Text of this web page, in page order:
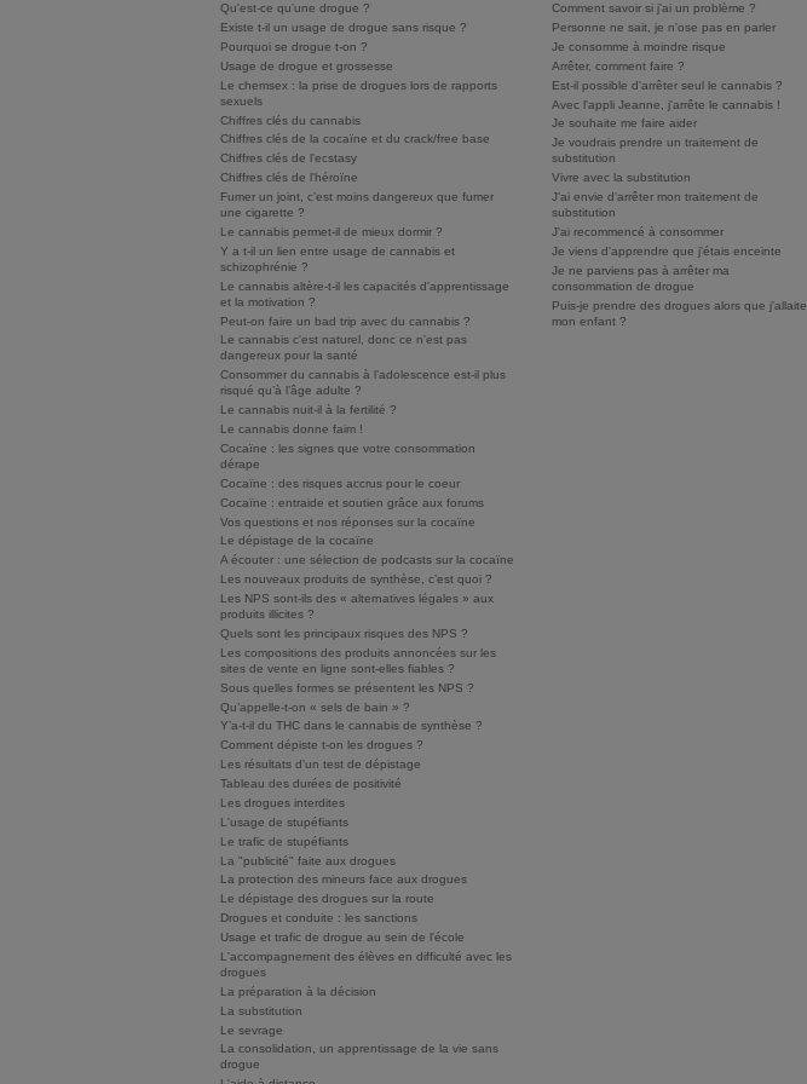
Qu'est-ce qu'une drogue ?
Existe t-il un usage de drogue sans risque ?
Pourquoi se drogue t-on ?
Usage de drogue et grossesse
Le chemsex : la prise de drogues lors de rapports
sexuels
Chiffres clés du cannabis
Chiffres clés de la cocaïne et du crack/free base
Chiffres clés de l'ecstasy
Chiffres clés de l'héroïne
Fumer un joint, c’est moins dangereux que fumer
une cigarette ?
Le cannabis permet-il de mieux dormir ?
Y a t-il un lien entre usage de cannabis et
schizophrénie ?
Le cannabis altère-t-il les capacités d'apprentissage
et la motivation ?
Peut-on faire un bad trip avec du cannabis ?
Le cannabis c'est naturel, donc ce n'est pas
dangereux pour la santé
Consommer du cannabis à l’adolescence est-il plus
risqué qu’à l’âge adulte ?
Le cannabis nuit-il à la fertilité ?
Le cannabis donne faim !
Cocaïne : les signes que votre consommation
dérape
Cocaïne : des risques accrus pour le coeur
Cocaïne : entraide et soutien grâce aux forums
Vos questions et nos réponses sur la cocaïne
Le dépistage de la cocaïne
A écouter : une sélection de podcasts sur la cocaïne
Les nouveaux produits de synthèse, c’est quoi ?
Les NPS sont-ils des « alternatives légales » aux
produits illicites ?
Quels sont les principaux risques des NPS ?
Les compositions des produits annoncées sur les
sites de vente en ligne sont-elles fiables ?
Sous quelles formes se présentent les NPS ?
Qu’appelle-t-on « sels de bain » ?
Y’a-t-il du THC dans le cannabis de synthèse ?
Comment dépiste t-on les drogues ?
Les résultats d'un test de dépistage
Tableau des durées de positivité
Les drogues interdites
L'usage de stupéfiants
Le trafic de stupéfiants
La "publicité" faite aux drogues
La protection des mineurs face aux drogues
Le dépistage des drogues sur la route
Drogues et conduite : les sanctions
Usage et trafic de drogue au sein de l'école
L'accompagnement des élèves en difficulté avec les
drogues
La préparation à la décision
La substitution
Le sevrage
La consolidation, un apprentissage de la vie sans
drogue
Comment savoir si j'ai un problème ?
Personne ne sait, je n'ose pas en parler
Je consomme à moindre risque
Arrêter, comment faire ?
Est-il possible d'arrêter seul le cannabis ?
Avec l'appli Jeanne, j'arrête le cannabis !
Je souhaite me faire aider
Je voudrais prendre un traitement de
substitution
Vivre avec la substitution
J'ai envie d'arrêter mon traitement de
substitution
J'ai recommencé à consommer
Je viens d'apprendre que j'étais enceinte
Je ne parviens pas à arrêter ma
consommation de drogue
Puis-je prendre des drogues alors que j'allaite
mon enfant ?